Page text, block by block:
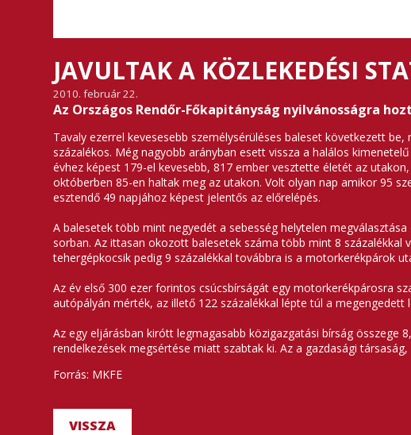
JAVULTAK A KÖZLEKEDÉSI
2010. február 22.
Az Országos Rendőr-Főkapitányság nyilvánosságra
Tavaly ezerrel kevesesebb személysérüléses baleset következett
százalékos. Még nagyobb arányban esett vissza a halálos
évhez képest 179-el kevesebb, 817 ember vesztette életét az
októberben 85-en haltak meg az utakon. Volt olyan nap amikor 95
esztendő 49 napjához képest jelentős az előrelépés.
A balesetek több mint negyedét a sebesség helytelen
sorban. Az ittasan okozott balesetek száma több mint 8
tehergépkocsik pedig 9 százalékkal továbbra is a motorkerékpárok
Az év első 300 ezer forintos csúcsbírságát egy motorkerékpárosra
autópályán mérték, az illető 122 százalékkal lépte túl a megengedett
Az egy eljárásban kirótt legmagasabb közigazgatási bírság
rendelkezések megsértése miatt szabtak ki. Az a gazdasági
Forrás: MKFE
VISSZA